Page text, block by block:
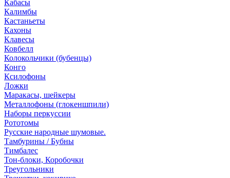
Кабасы
Калимбы
Кастаньеты
Кахоны
Клавесы
Ковбелл
Колокольчики (бубенцы)
Конго
Ксилофоны
Ложки
Маракасы, шейкеры
Металлофоны (глокеншпили)
Наборы перкуссии
Рототомы
Русские народные шумовые.
Тамбурины / Бубны
Тимбалес
Тон-блоки, Коробочки
Треугольники